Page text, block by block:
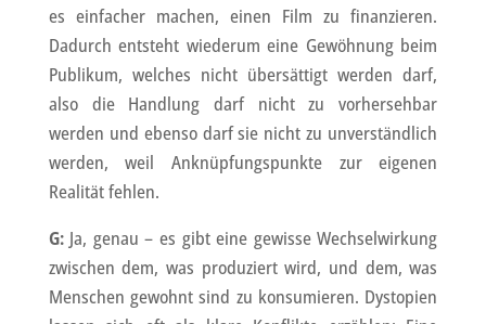
es einfacher machen, einen Film zu finanzieren.
Dadurch entsteht wiederum eine Gewöhnung beim
Publikum, welches nicht übersättigt werden darf,
also die Handlung darf nicht zu vorhersehbar
werden und ebenso darf sie nicht zu unverständlich
werden, weil Anknüpfungspunkte zur eigenen
Realität fehlen.
G:Ja, genau – es gibt eine gewisse Wechselwirkung
zwischen dem, was produziert wird, und dem, was
Menschen gewohnt sind zu konsumieren. Dystopien